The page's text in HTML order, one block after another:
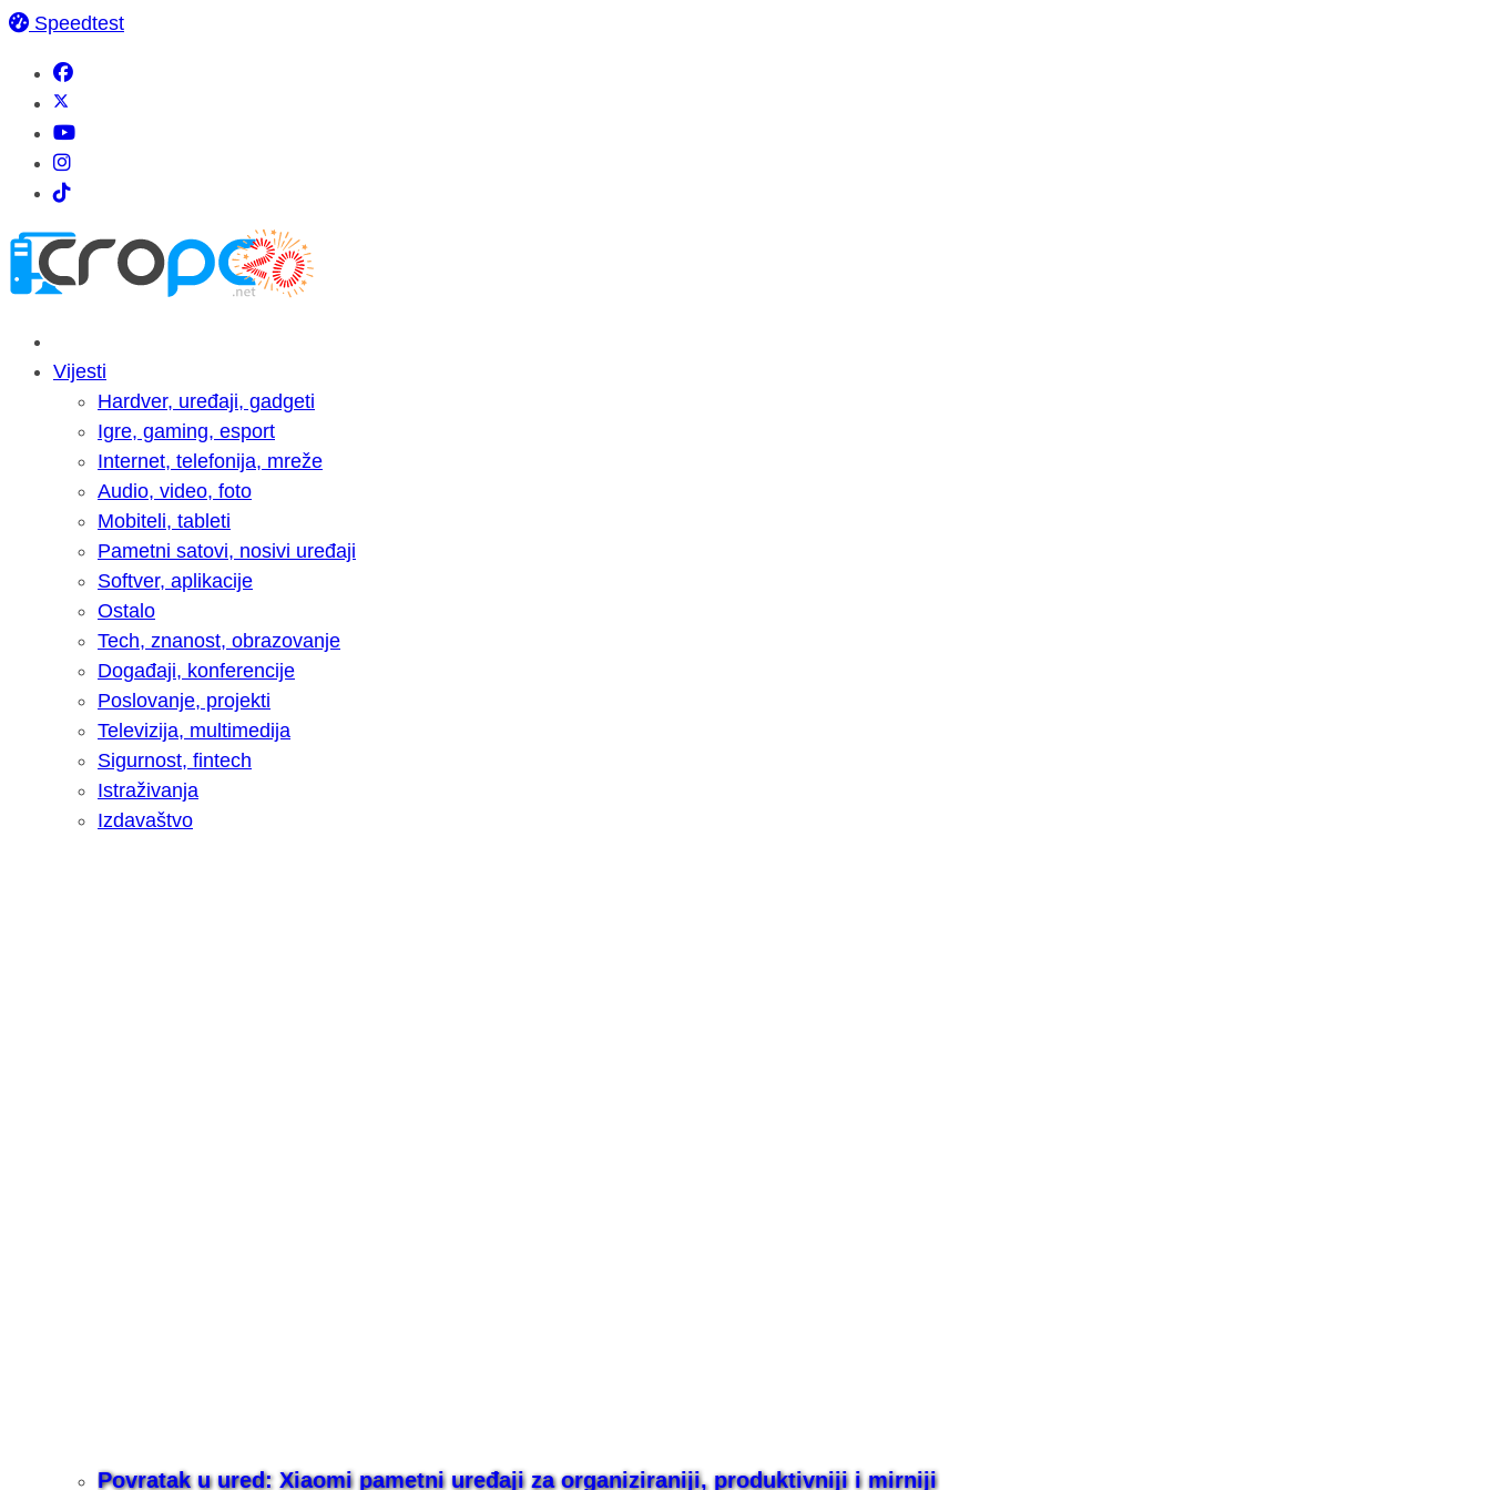
Speedtest
Vijesti
Hardver, uređaji, gadgeti
Igre, gaming, esport
Internet, telefonija, mreže
Audio, video, foto
Mobiteli, tableti
Pametni satovi, nosivi uređaji
Softver, aplikacije
Ostalo
Tech, znanost, obrazovanje
Događaji, konferencije
Poslovanje, projekti
Televizija, multimedija
Sigurnost, fintech
Istraživanja
Izdavaštvo
Povratak u ured: Xiaomi pametni uređaji za organiziraniji, produktivniji i mirniji